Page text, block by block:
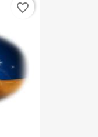
favorite_border